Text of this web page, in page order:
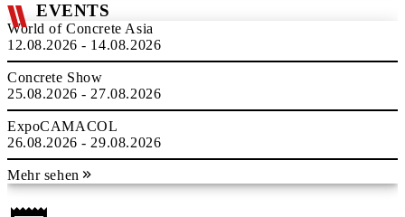
EVENTS
World of Concrete Asia
12.08.2026 - 14.08.2026
Concrete Show
25.08.2026 - 27.08.2026
ExpoCAMACOL
26.08.2026 - 29.08.2026
Mehr sehen